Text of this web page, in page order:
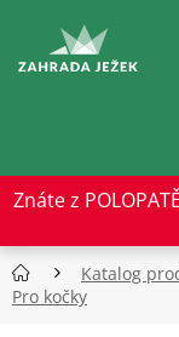
obsah
Znáte z
Katalog
Pro kočky